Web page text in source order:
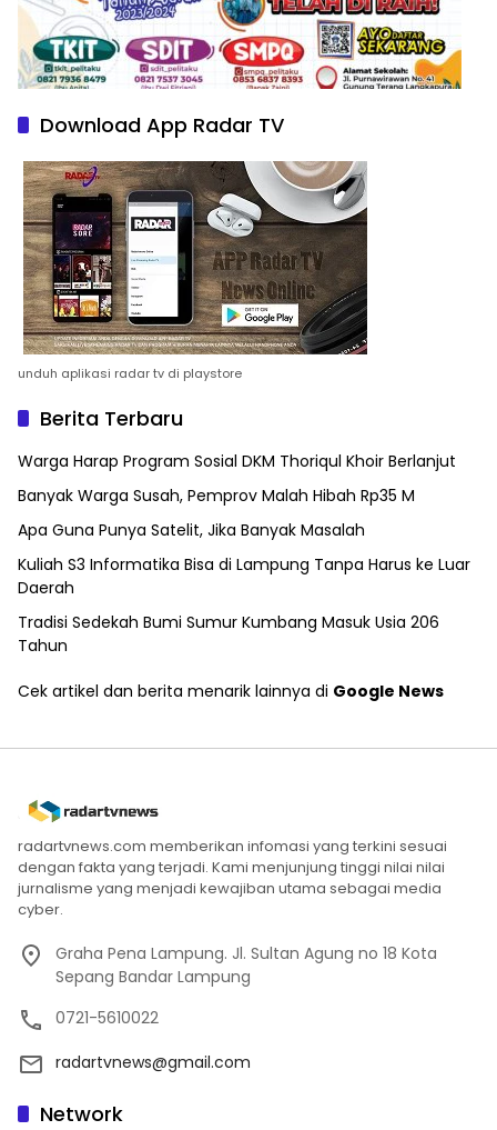
Download App Radar TV
unduh aplikasi radar tv di playstore
Berita Terbaru
Warga Harap Program Sosial DKM Thoriqul Khoir Berlanjut
Banyak Warga Susah, Pemprov Malah Hibah Rp35 M
Apa Guna Punya Satelit, Jika Banyak Masalah
Kuliah S3 Informatika Bisa di Lampung Tanpa Harus ke Luar
Daerah
Tradisi Sedekah Bumi Sumur Kumbang Masuk Usia 206
Tahun
Cek artikel dan berita menarik lainnya di Google News
radartvnews.com memberikan infomasi yang terkini sesuai
dengan fakta yang terjadi. Kami menjunjung tinggi nilai nilai
jurnalisme yang menjadi kewajiban utama sebagai media
cyber.
Graha Pena Lampung. Jl. Sultan Agung no 18 Kota
Sepang Bandar Lampung
0721-5610022
radartvnews@gmail.com
Network